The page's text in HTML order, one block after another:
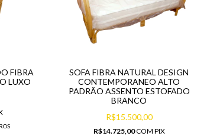
FIBRA
LUXO
SOFA FIBRA NATURAL DESIGN
CONTEMPORANEO ALTO
PADRÃO ASSENTO ESTOFADO
BRANCO
R$15.500,00
R$14.725,00COM PIX